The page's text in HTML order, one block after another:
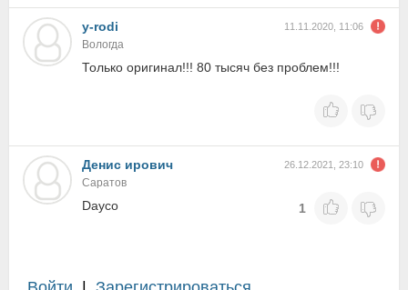
y-rodi 11.11.2020, 11:06
Вологда
Только оригинал!!! 80 тысяч без проблем!!!
Денис ирович 26.12.2021, 23:10
Саратов
Dayco 1